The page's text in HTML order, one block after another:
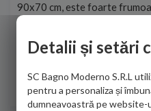
90x70 cm, este foarte
de personalul firmei dvs. cu
adus coletul in
Sofrone Viviana -28.07.2026
Detalii și setări
SC Bagno Moderno S.R.L
pentru a personaliza și
dumneavoastră pe website-